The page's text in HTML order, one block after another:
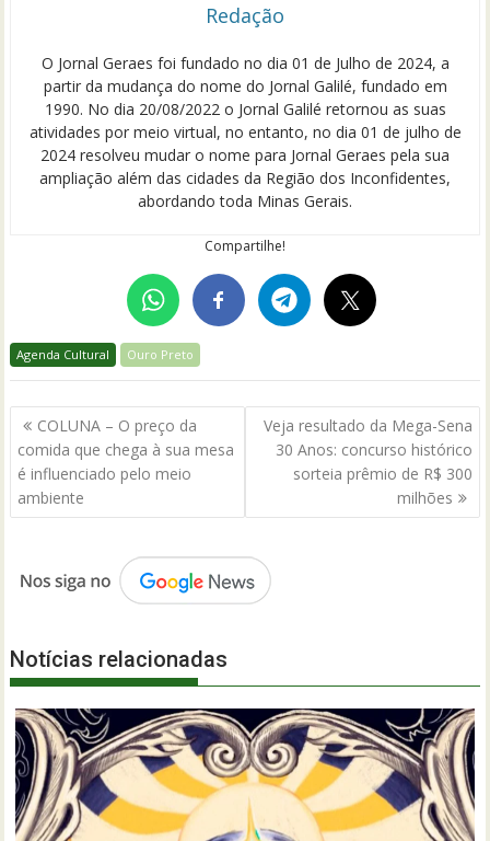
Redação
O Jornal Geraes foi fundado no dia 01 de Julho de 2024, a
partir da mudança do nome do Jornal Galilé, fundado em
1990. No dia 20/08/2022 o Jornal Galilé retornou as suas
atividades por meio virtual, no entanto, no dia 01 de julho de
2024 resolveu mudar o nome para Jornal Geraes pela sua
ampliação além das cidades da Região dos Inconfidentes,
abordando toda Minas Gerais.
Compartilhe!
Agenda Cultural Ouro Preto
Navegação
de
Post
COLUNA – O preço da
comida que chega à sua mesa
é influenciado pelo meio
ambiente
Veja resultado da Mega-Sena
30 Anos: concurso histórico
sorteia prêmio de R$ 300
milhões
Notícias relacionadas